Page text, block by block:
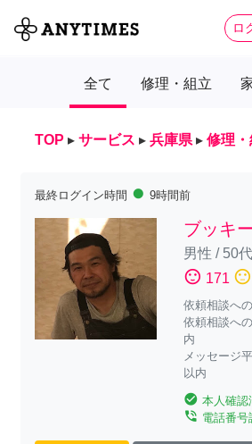
ロ
全て 修理・組立
TOP ▸ サービス ▸ 兵庫県 ▸ 修理・
最終ログイン時間 fiber_manual_record 9時間前
ブッキー
男性 / 50代
sentiment_satisfied 171 sentiment_neutral
依頼相談へ
依頼相談へ
内
メッセージ
以内
check_circle 本人確認
phone_in_talk 電話番号